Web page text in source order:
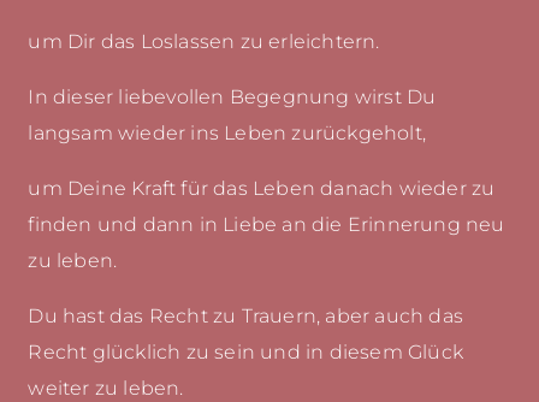
um Dir das Loslassen zu erleichtern.
In dieser liebevollen Begegnung wirst Du
langsam wieder ins Leben zurückgeholt,
um Deine Kraft für das Leben danach wieder zu
finden und dann in Liebe an die Erinnerung neu
zu leben.
Du hast das Recht zu Trauern, aber auch das
Recht glücklich zu sein und in diesem Glück
weiter zu leben.